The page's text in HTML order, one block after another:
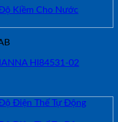
HI84531-02